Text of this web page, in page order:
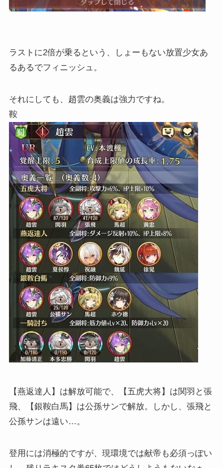
ラストに2倍が乗るという、しょーもない放置少女あ
るあるでフィニッシュ。
それにしても、趙雲の奥義は強力ですね。
鞍
【燕返達人】は解放可能で、【五虎大将】は関羽と張
飛、【銀鞍白馬】は公孫サンで解放。しかし、張飛と
公孫サンは遠い…。
登用には消極的ですが、現環境では献帝も必須っぽい